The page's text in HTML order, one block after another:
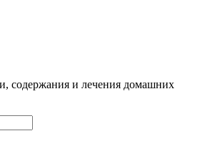
содержания и лечения домашних